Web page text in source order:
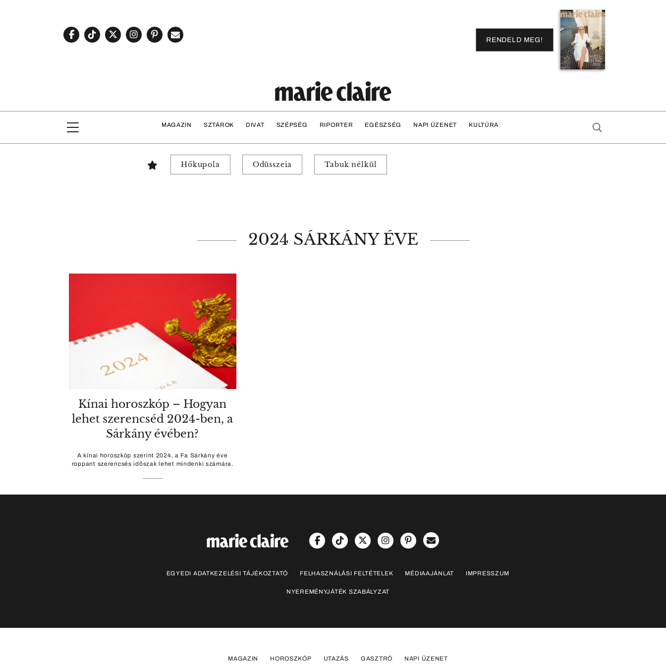
RENDELD MEG!
MAGAZIN SZTÁROK DIVAT SZÉPSÉG RIPORTER EGÉSZSÉG NAPI ÜZENET KULTÚRA
Hőkupola Odüsszeia Tabuk nélkül
2024 SÁRKÁNY ÉVE
Kínai horoszkóp – Hogyan
lehet szerencséd 2024-ben, a
Sárkány évében?
A kínai horoszkóp szerint 2024, a Fa Sárkány éve
roppant szerencsés időszak lehet mindenki számára.
EGYEDI ADATKEZELÉSI TÁJÉKOZTATÓ FELHASZNÁLÁSI FELTÉTELEK MÉDIAAJÁNLAT IMPRESSZUM
NYEREMÉNYJÁTÉK SZABÁLYZAT
MAGAZIN HOROSZKÓP UTAZÁS GASZTRÓ NAPI ÜZENET